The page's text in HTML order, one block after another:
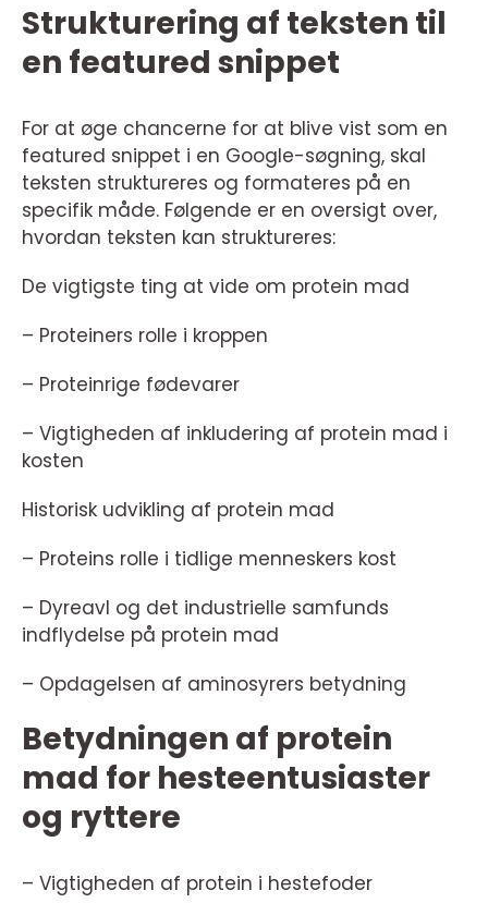
Strukturering af teksten til
en featured snippet
For at øge chancerne for at blive vist som en
featured snippet i en Google-søgning, skal
teksten struktureres og formateres på en
specifik måde. Følgende er en oversigt over,
hvordan teksten kan struktureres:
De vigtigste ting at vide om protein mad
– Proteiners rolle i kroppen
– Proteinrige fødevarer
– Vigtigheden af inkludering af protein mad i
kosten
Historisk udvikling af protein mad
– Proteins rolle i tidlige menneskers kost
– Dyreavl og det industrielle samfunds
indflydelse på protein mad
– Opdagelsen af aminosyrers betydning
Betydningen af protein
mad for hesteentusiaster
og ryttere
– Vigtigheden af protein i hestefoder